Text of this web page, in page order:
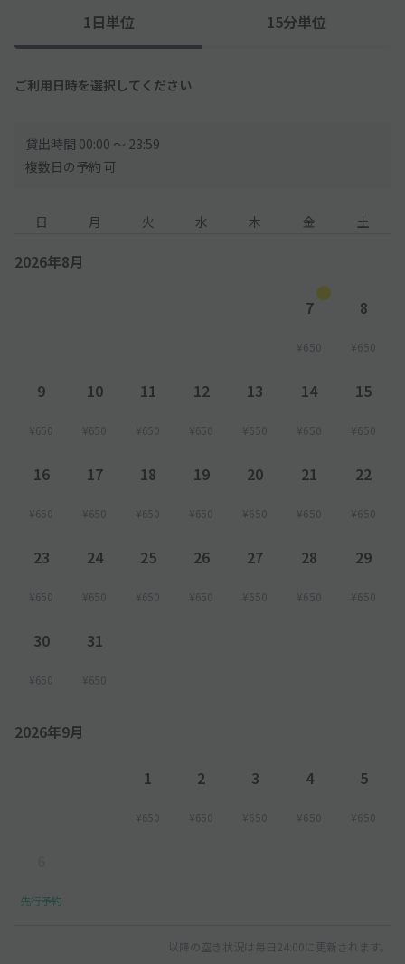
1日単位 15分単位
ご利用日時を選択してください
貸出時間 00:00 〜 23:59
複数日の予約 可
日 月 火 水 木 金 土
2026年8月
7
¥650
8
¥650
9
¥650
10
¥650
11
¥650
12
¥650
13
¥650
14
¥650
15
¥650
16
¥650
17
¥650
18
¥650
19
¥650
20
¥650
21
¥650
22
¥650
23
¥650
24
¥650
25
¥650
26
¥650
27
¥650
28
¥650
29
¥650
30
¥650
31
¥650
2026年9月
1
¥650
2
¥650
3
¥650
4
¥650
5
¥650
先行予約
以降の空き状況は毎日24:00に更新されます。